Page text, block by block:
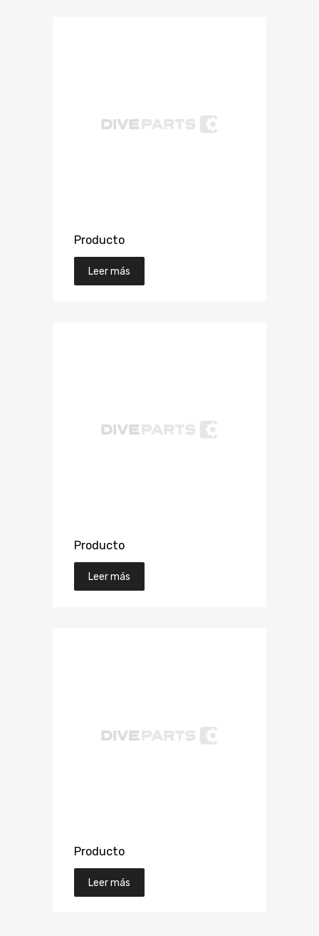
Producto
Leer más
Producto
Leer más
Producto
Leer más